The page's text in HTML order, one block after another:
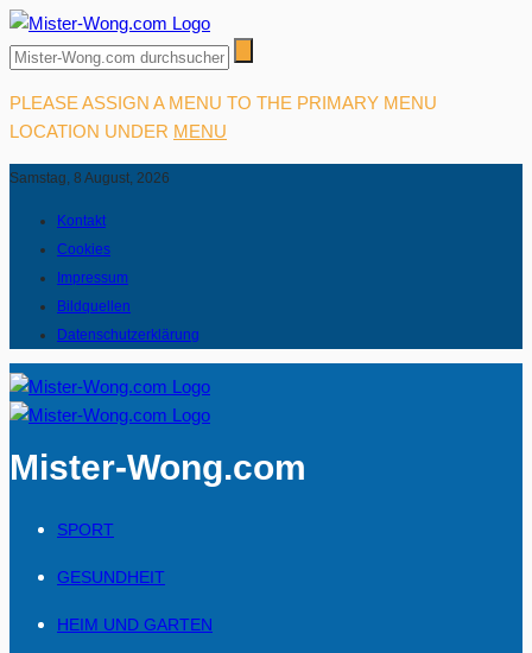
PLEASE ASSIGN A MENU TO THE PRIMARY MENU
LOCATION UNDER MENU
Samstag, 8 August, 2026
Kontakt
Cookies
Impressum
Bildquellen
Datenschutzerklärung
Mister-Wong.com
SPORT
GESUNDHEIT
HEIM UND GARTEN